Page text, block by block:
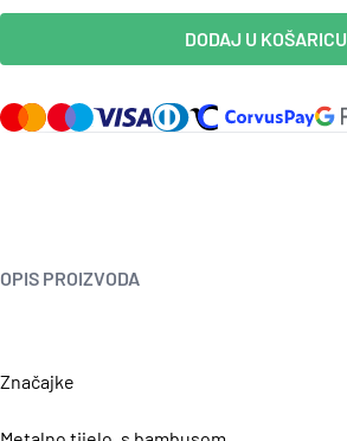
OPIS PROIZVODA
Značajke
DODAJ U KOŠARICU